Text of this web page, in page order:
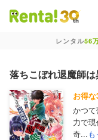
レンタル56
落ちこぼれ退魔師
お得
かつ
力で
奇...